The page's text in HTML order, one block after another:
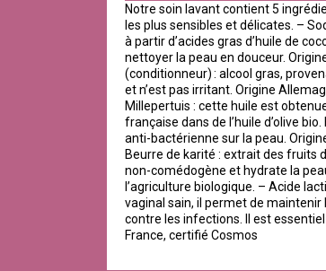
Notre soin lavant contient 5
les plus sensibles et délicates. –
à partir d’acides gras d’huile de
nettoyer la peau en douceur.
(conditionneur) : alcool gras,
et n’est pas irritant. Origine
Millepertuis : cette huile est
française dans de l’huile d’olive
anti-bactérienne sur la peau.
Beurre de karité : extrait des fruits
non-comédogène et hydrate la
l’agriculture biologique. – Acide
vaginal sain, il permet de maintenir
contre les infections. Il est
France, certifié Cosmos